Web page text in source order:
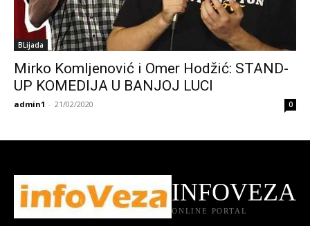
BLijada
Mirko Komljenović i Omer Hodžić: STAND-
UP KOMEDIJA U BANJOJ LUCI
admin1 - 21/02/2020 0
INFOVEZA
ONLINE PORTAL